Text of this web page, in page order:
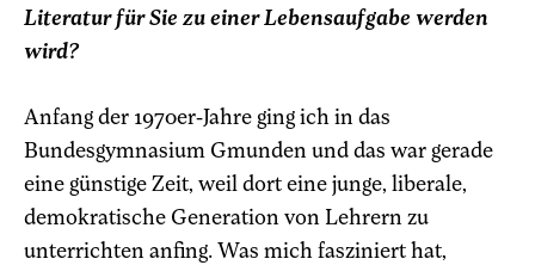
Literatur für Sie zu einer Lebensaufgabe werden
wird?
Anfang der 1970er-Jahre ging ich in das
Bundesgymnasium Gmunden und das war gerade
eine günstige Zeit, weil dort eine junge, liberale,
demokratische Generation von Lehrern zu
unterrichten anfing. Was mich fasziniert hat,